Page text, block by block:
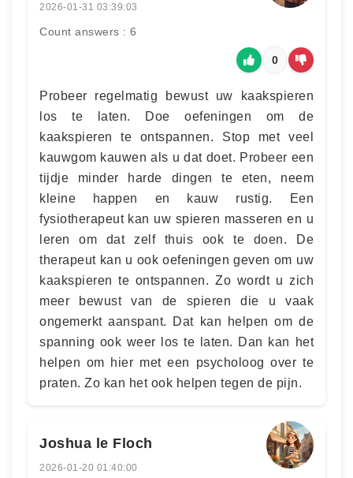
2026-01-31 03:39:03
Count answers : 6
0
Probeer regelmatig bewust uw kaakspieren
los te laten. Doe oefeningen om de
kaakspieren te ontspannen. Stop met veel
kauwgom kauwen als u dat doet. Probeer een
tijdje minder harde dingen te eten, neem
kleine happen en kauw rustig. Een
fysiotherapeut kan uw spieren masseren en u
leren om dat zelf thuis ook te doen. De
therapeut kan u ook oefeningen geven om uw
kaakspieren te ontspannen. Zo wordt u zich
meer bewust van de spieren die u vaak
ongemerkt aanspant. Dat kan helpen om de
spanning ook weer los te laten. Dan kan het
helpen om hier met een psycholoog over te
praten. Zo kan het ook helpen tegen de pijn.
Joshua le Floch
2026-01-20 01:40:00